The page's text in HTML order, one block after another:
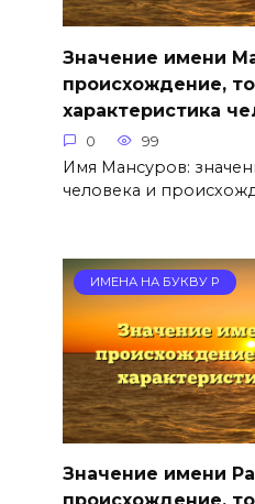
Значение имени
происхождение,
характеристика
0 99
Имя Мансуров:
человека и
ИМЕНА НА БУКВУ Р
Значение имени
происхождение,